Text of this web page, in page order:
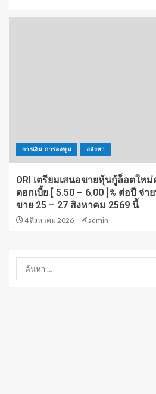
การเงิน-การลงทุน อสังหา
ORI เตรียมเสนอขายหุ้นกู้ล็อตให
ดอกเบี้ย [ 5.50 – 6.00 ]% ต่อปี จ่า
ขาย 25 – 27 สิงหาคม 2569 นี้
4 สิงหาคม 2026 admin